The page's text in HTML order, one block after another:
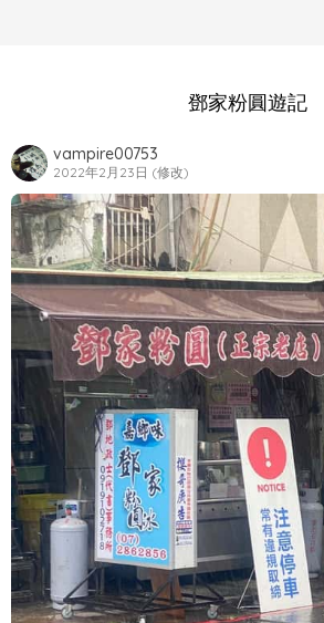
鄧家粉圓遊記
vampire00753
2022年2月23日 (修改)